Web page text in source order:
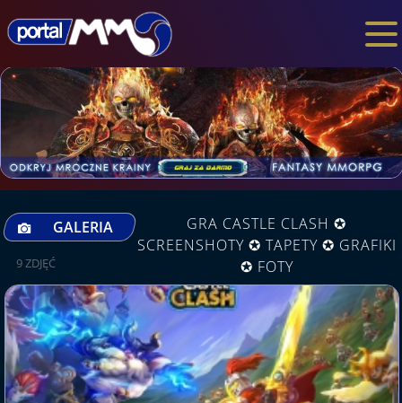
GALERIA
GRA CASTLE CLASH ✪
SCREENSHOTY ✪ TAPETY ✪ GRAFIKI
✪ FOTY
9 ZDJĘĆ